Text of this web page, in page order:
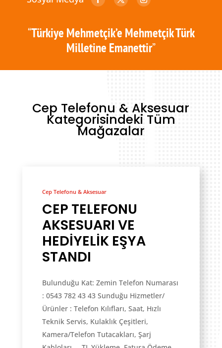
“Türkiye Mehmetçik’e Mehmetçik Türk
Milletine Emanettir”
Cep Telefonu & Aksesuar
Kategorisindeki Tüm
Mağazalar
Cep Telefonu & Aksesuar
CEP TELEFONU
AKSESUARI VE
HEDİYELİK EŞYA
STANDI
Bulunduğu Kat: Zemin Telefon Numarası
: 0543 782 43 43 Sunduğu Hizmetler/
Ürünler : Telefon Kılıfları, Saat, Hızlı
Teknik Servis, Kulaklık Çeşitleri,
Kamera/Telefon Tutacakları, Şarj